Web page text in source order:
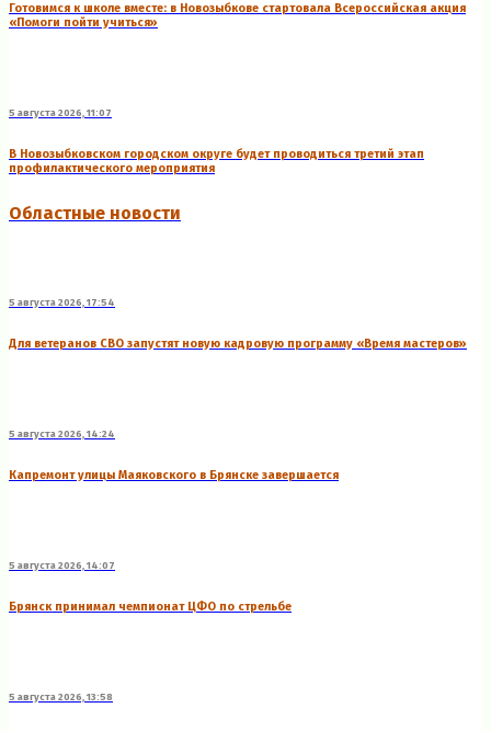
Готовимся к школе вместе: в Новозыбкове стартовала Всероссийская акция
«Помоги пойти учиться»
5 августа 2026, 11:07
В Новозыбковском городском округе будет проводиться третий этап
профилактического мероприятия
Областные новости
5 августа 2026, 17:54
Для ветеранов СВО запустят новую кадровую программу «Время мастеров»
5 августа 2026, 14:24
Капремонт улицы Маяковского в Брянске завершается
5 августа 2026, 14:07
Брянск принимал чемпионат ЦФО по стрельбе
5 августа 2026, 13:58